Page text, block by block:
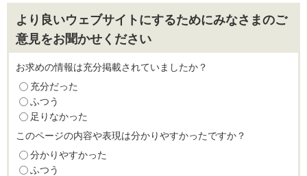
より良いウェブサイトにするためにみなさまのご
意見をお聞かせください
お求めの情報は充分掲載されていましたか？
充分だった
ふつう
足りなかった
このページの内容や表現は分かりやすかったですか？
分かりやすかった
ふつう